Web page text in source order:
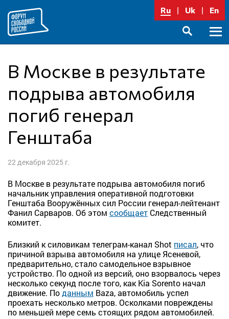
содержимому
Ru Uk En
В Москве в результате
подрыва автомобиля
погиб генерал
Генштаба
22 декабря 2025 г.
В Москве в результате подрыва автомобиля погиб
начальник управления оперативной подготовки
Генштаба Вооружённых сил России генерал-лейтенант
Фанил Сарваров. Об этом сообщает Следственный
комитет.
Близкий к силовикам телеграм-канал Shot писал, что
причиной взрыва автомобиля на улице Ясеневой,
предварительно, стало самодельное взрывное
устройство. По одной из версий, оно взорвалось через
несколько секунд после того, как Kia Sorento начал
движение. Поданным Baza, автомобиль успел
проехать несколько метров. Осколками повреждены
по меньшей мере семь стоящих рядом автомобилей.